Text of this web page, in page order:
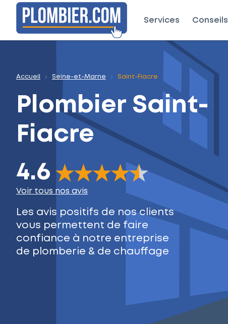
Services Conseils
Accueil Seine-et-Marne Saint-Fiacre
Plombier Saint-
Fiacre
4.6
The rating of this product is4.6out of 5
Voir tous nos avis
Les avis positifs de nos clients
vous permettent de faire
confiance à notre entreprise
de plomberie & de chauffage